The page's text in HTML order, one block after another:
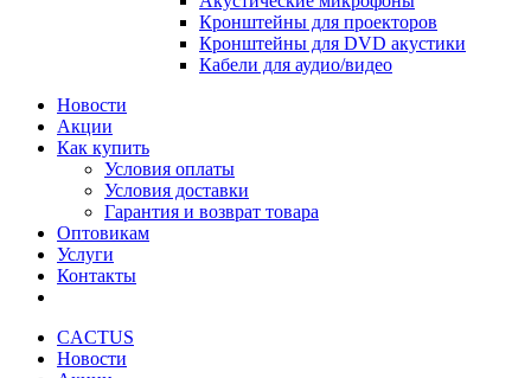
Кронштейны для проекторов
Кронштейны для DVD акустики
Кабели для аудио/видео
Новости
Акции
Как купить
Условия оплаты
Условия доставки
Гарантия и возврат товара
Оптовикам
Услуги
Контакты
CACTUS
Новости